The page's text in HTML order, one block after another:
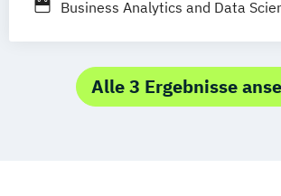
Business Analytics and Data
Alle 3 Ergebnisse